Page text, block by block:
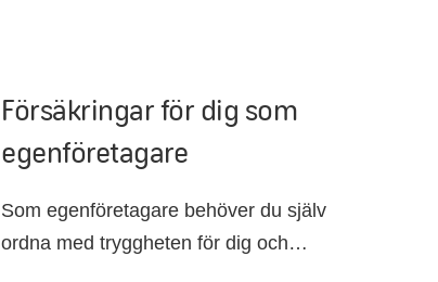
Försäkringar för dig som
egenföretagare
Som egenföretagare behöver du själv
ordna med tryggheten för dig och